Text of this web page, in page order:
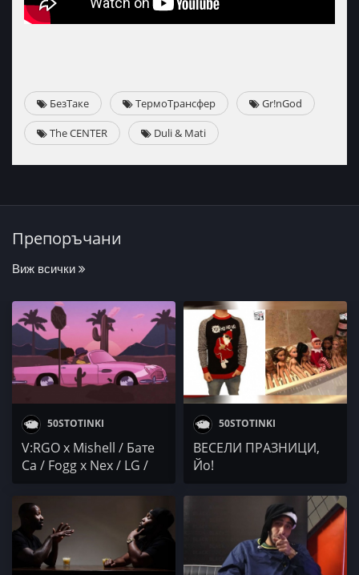
БезТаке ТермоТрансфер Gr!nGod
The CENTER Duli & Mati
Препоръчани
Виж всички
50STOTINKI
V:RGO x Mishell / Бате
Са / Fogg x Nex / LG /
50STOTINKI
ВЕСЕЛИ ПРАЗНИЦИ,
Йо!